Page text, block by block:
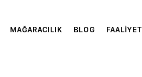
MAĞARACILIK BLOG FAALIYET